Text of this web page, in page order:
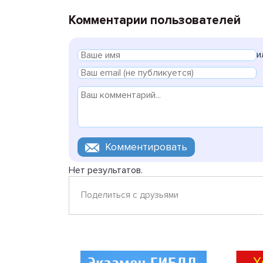
Комментарии пользователей
Нет результатов.
Поделиться с друзьями